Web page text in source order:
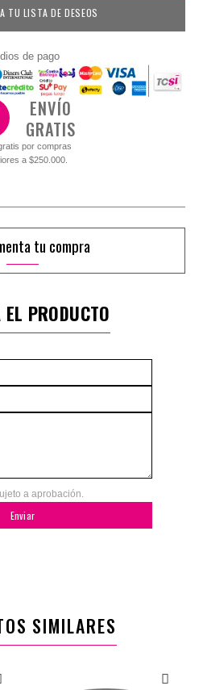
TU LISTA DE DESEOS
de pago
ENVÍO
GRATIS
por compras
a $250.000.
tu compra
PRODUCTO
a aprobación.
Enviar
SIMILARES